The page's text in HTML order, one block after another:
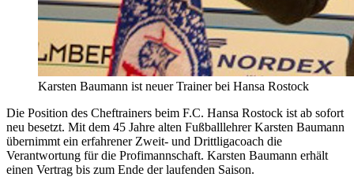
Karsten Baumann ist neuer Trainer bei Hansa Rostock
Die Position des Cheftrainers beim F.C. Hansa Rostock ist ab sofort
neu besetzt. Mit dem 45 Jahre alten Fußballlehrer Karsten Baumann
übernimmt ein erfahrener Zweit- und Drittligacoach die
Verantwortung für die Profimannschaft. Karsten Baumann erhält
einen Vertrag bis zum Ende der laufenden Saison.